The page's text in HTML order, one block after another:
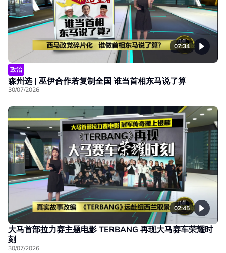
07:34
政治
森州选 | 巫伊合作若复制全国 谁当首相东马说了算
30/07/2026
02:45
大马首部拉力赛主题电影 TERBANG 再现大马赛车荣耀时
刻
30/07/2026